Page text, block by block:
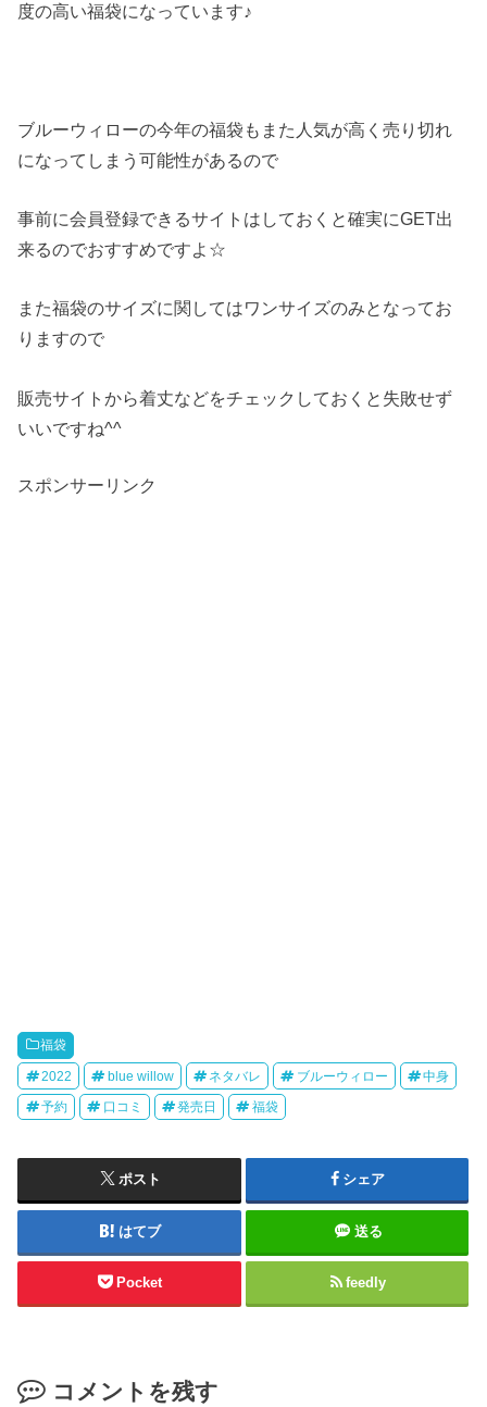
度の高い福袋になっています♪
ブルーウィローの今年の福袋もまた人気が高く売り切れ
になってしまう可能性があるので
事前に会員登録できるサイトはしておくと確実にGET出
来るのでおすすめですよ☆
また福袋のサイズに関してはワンサイズのみとなってお
りますので
販売サイトから着丈などをチェックしておくと失敗せず
いいですね^^
スポンサーリンク
福袋
2022 blue willow ネタバレ ブルーウィロー 中身
予約 口コミ 発売日 福袋
ポスト シェア
はてブ 送る
Pocket feedly
コメントを残す